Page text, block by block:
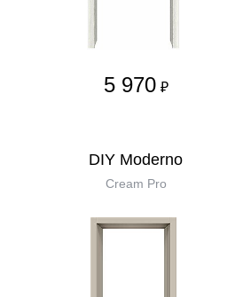
5 970 ₽
DIY Moderno
Cream Pro